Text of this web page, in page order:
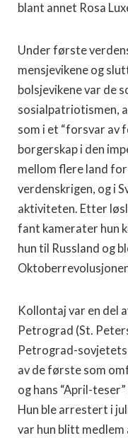
blant annet Rosa
Under første
mensjevikene og
bolsjevikene var de
sosialpatriotismen,
som i et “forsvar
borgerskap i den
mellom flere land
verdenskrigen, og i
aktiviteten. Etter
fant kamerater hun
hun til Russland og
Kollontaj var en del
Petrograd (St.
Petrograd-sovjetets
av de første som
og hans “April-
Hun ble arrestert i
var hun blitt